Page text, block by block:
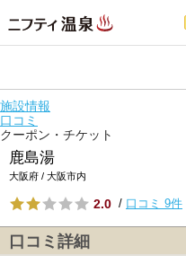
施設情報
口コミ
クーポン・チケット
鹿島湯
大阪府 / 大阪市内
2.0 / 口コミ 9件
口コミ詳細